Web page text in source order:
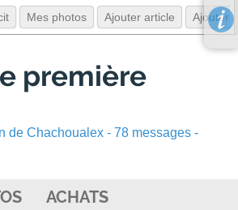
Mes photos Ajouter article Ajouter
première
de Chachoualex - 78 messages -
ACHATS